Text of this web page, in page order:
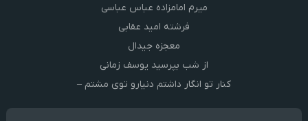
میرم امامزاده عباس عباسی
فرشته امید عقابی
معجزه جیدال
از شب بپرسید یوسف زمانی
کنار تو انگار داشتم دنیارو توی مشتم –